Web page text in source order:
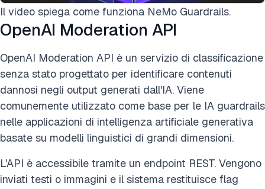
Il video spiega come funziona NeMo Guardrails.
OpenAI Moderation API
OpenAI Moderation API è un servizio di classificazione
senza stato progettato per identificare contenuti
dannosi negli output generati dall'IA. Viene
comunemente utilizzato come base per le IA guardrails
nelle applicazioni di intelligenza artificiale generativa
basate su modelli linguistici di grandi dimensioni.
L'API è accessibile tramite un endpoint REST. Vengono
inviati testi o immagini e il sistema restituisce flag